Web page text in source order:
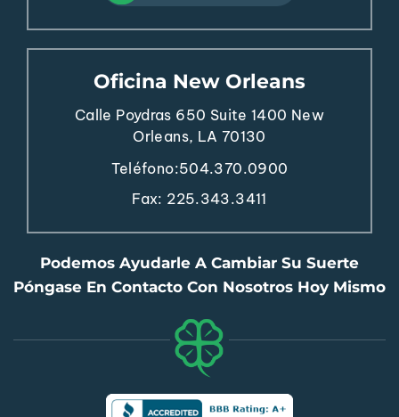
Oficina New Orleans
Calle Poydras 650 Suite 1400 New
Orleans, LA 70130
Teléfono:504.370.0900
Fax: 225.343.3411
Podemos Ayudarle A Cambiar Su Suerte
Póngase En Contacto Con Nosotros Hoy Mismo